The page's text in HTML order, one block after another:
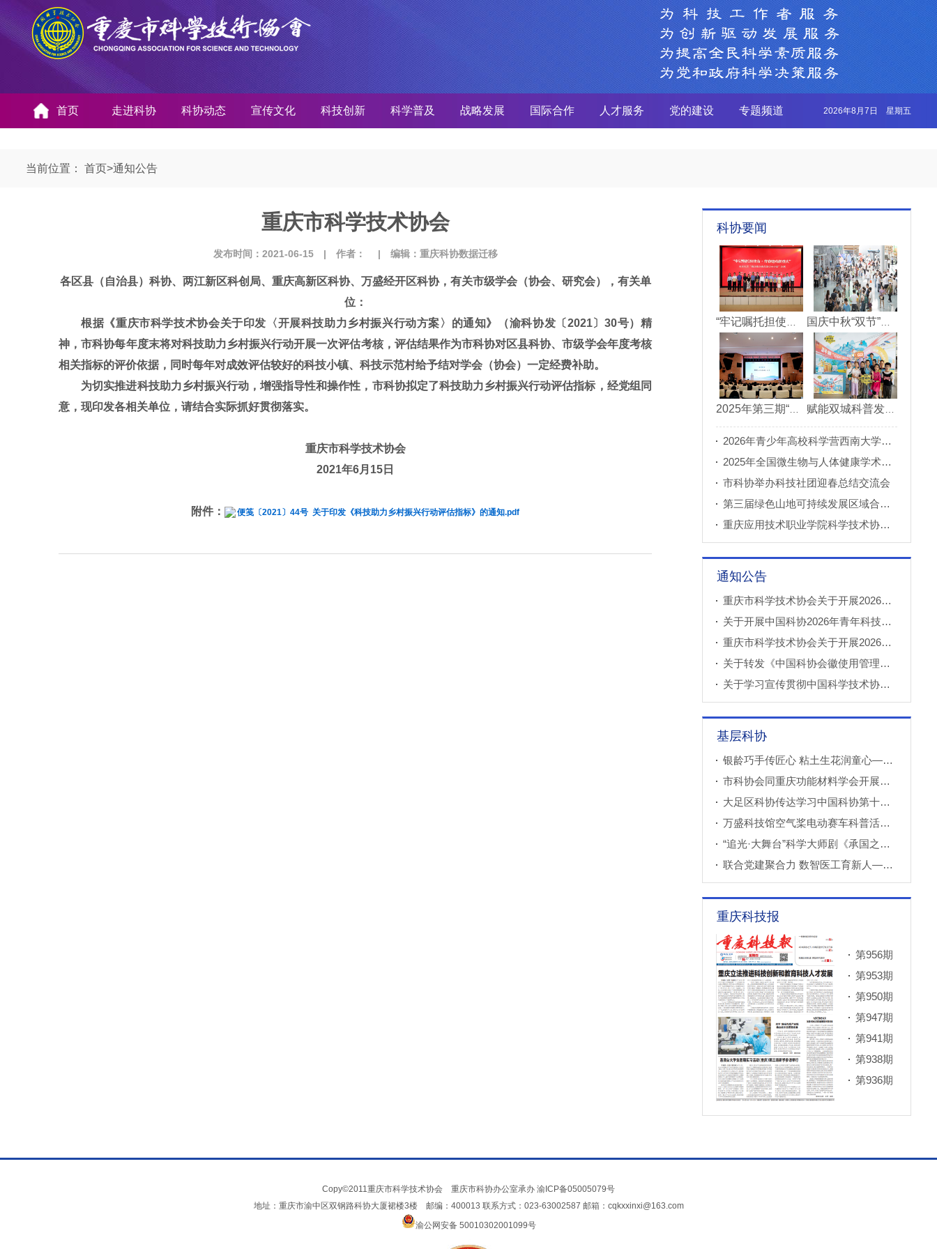
首页 走进科协 科协动态 宣传文化 科技创新 科学普及 战略发展 国际合作 人才服务 党的建设 专题频道 2026年8月7日 星期五
当前位置： 首页>通知公告
重庆市科学技术协会
发布时间：2021-06-15 | 作者： | 编辑：重庆科协数据迁移
各区县（自治县）科协、两江新区科创局、重庆高新区科协、万盛经开区科协，有关市级学会（协会、研究会），有关单
位：
根据《重庆市科学技术协会关于印发〈开展科技助力乡村振兴行动方案〉的通知》（渝科协发〔2021〕30号）精
神，市科协每年度末将对科技助力乡村振兴行动开展一次评估考核，评估结果作为市科协对区县科协、市级学会年度考核
相关指标的评价依据，同时每年对成效评估较好的科技小镇、科技示范村给予结对学会（协会）一定经费补助。
为切实推进科技助力乡村振兴行动，增强指导性和操作性，市科协拟定了科技助力乡村振兴行动评估指标，经党组同
意，现印发各相关单位，请结合实际抓好贯彻落实。
重庆市科学技术协会
2021年6月15日
附件： 便笺〔2021〕44号 关于印发《科技助力乡村振兴行动评估指标》的通知.pdf
科协要闻
2026年青少年高校科学营西南大学分营正式开营
2025年全国微生物与人体健康学术论坛在重庆召开
市科协举办科技社团迎春总结交流会
第三届绿色山地可持续发展区域合作国际论坛成功举办
重庆应用技术职业学院科学技术协会正式成立
通知公告
重庆市科学技术协会关于开展2026年科普创新实验室建设项目申报工作的通知
关于开展中国科协2026年青年科技人才培育工程工程师专项计划推荐工作的通知
重庆市科学技术协会关于开展2026年科技小院申报推荐工作的通知
关于转发《中国科协会徽使用管理规定》的通知
关于学习宣传贯彻中国科学技术协会第十一次全国代表大会精神的通知
基层科协
银龄巧手传匠心 粘土生花润童心——万盛经开区老科协走进建设社区开展创意粘土手工课
市科协会同重庆功能材料学会开展调研
大足区科协传达学习中国科协第十一次全国代表大会精神
万盛科技馆空气桨电动赛车科普活动进社区
“追光·大舞台”科学大师剧《承国之书》云阳、巫溪巡演成功
联合党建聚合力 数智医工育新人——重庆西部数智医疗研究院开展庆“七一”联合主题党（团）日暨正确政绩观专题学习交流活动
重庆科技报
第956期
第953期
第950期
第947期
第941期
第938期
第936期
Copy©2011重庆市科学技术协会 重庆市科协办公室承办 渝ICP备05005079号
地址：重庆市渝中区双钢路科协大厦裙楼3楼 邮编：400013 联系方式：023-63002587 邮箱：cqkxxinxi@163.com
渝公网安备 50010302001099号